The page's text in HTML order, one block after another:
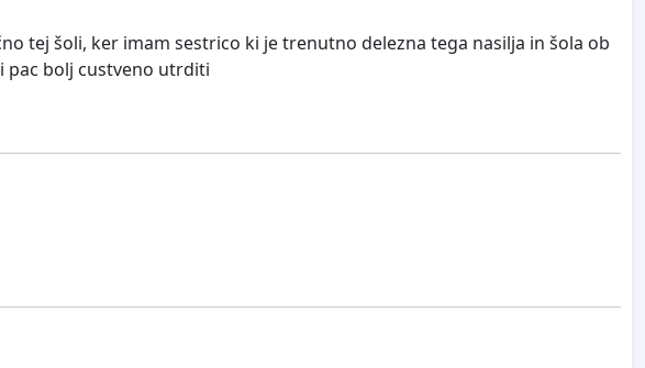
tej šoli, ker imam sestrico ki je trenutno delezna tega nasilja in šola ob
pac bolj custveno utrditi